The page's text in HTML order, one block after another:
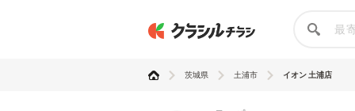
茨城県 土浦市 イオン 土浦店